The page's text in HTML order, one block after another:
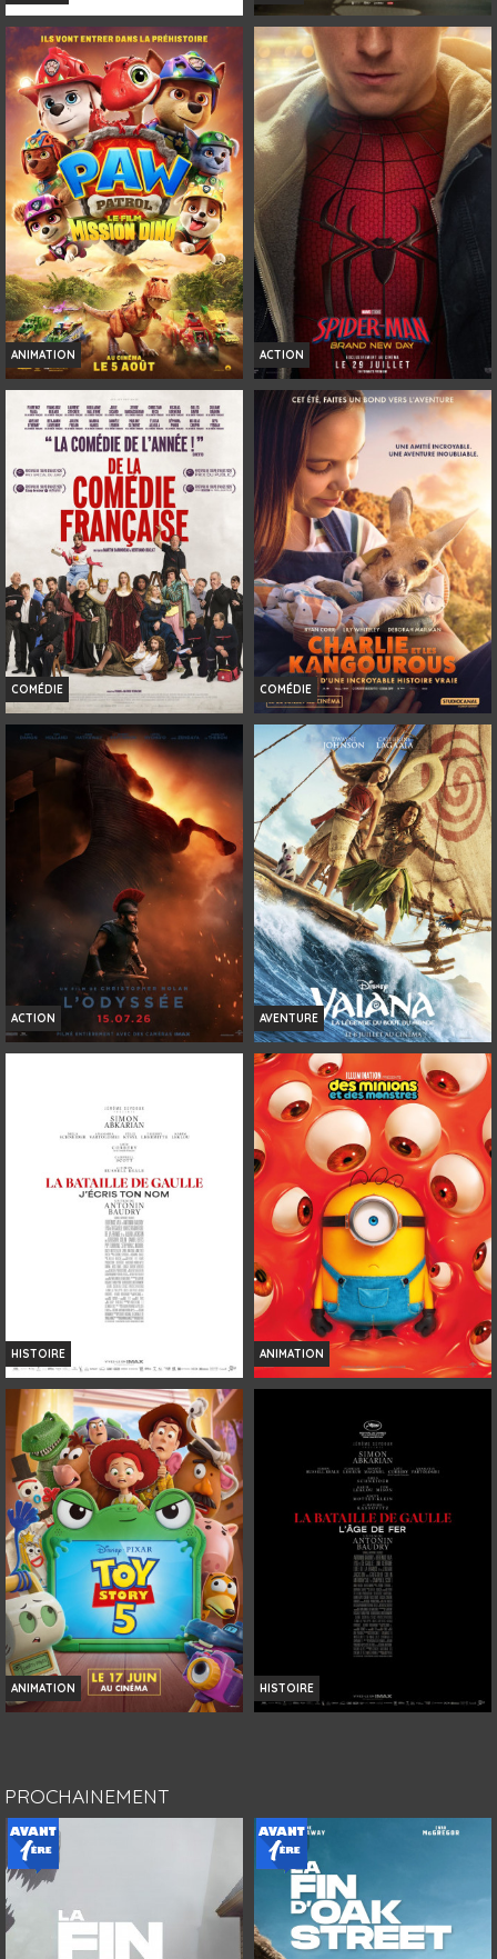
LES GENDARMES
Horaires et Infos
Bande-annonce
Réservation
TOUT PUBLIC
VF
GIRL
Horaires et Infos
Bande-annonce
Réservation
AVERT. TOUT PUBLIC
ANIMATION
LA PAT' PATROUILLE : LE FILM
MISSION DINO
Horaires et Infos
Bande-annonce
Réservation
TOUT PUBLIC
VF
ACTION
SPIDER-MAN: BRAND NEW DAY
Horaires et Infos
Bande-annonce
Réservation
TOUT PUBLIC
VOST
VF
3D
COMÉDIE
DE LA COMÉDIE-FRANÇAISE
Horaires et Infos
Bande-annonce
TOUT PUBLIC
VF
COMÉDIE
CHARLIE ET LES KANGOUROUS
Horaires et Infos
Bande-annonce
Réservation
TOUT PUBLIC
VF
ACTION
Horaires et Infos
Bande-annonce
Réservation
INT. -12ans
VOST
AVENTURE
VAIANA, LA LÉGENDE DU BOUT DU
MONDE
Horaires et Infos
Bande-annonce
Réservation
TOUT PUBLIC
VF
HISTOIRE
LA BATAILLE DE GAULLE - PARTIE 2 :
J'ÉCRIS TON NOM
Horaires et Infos
Bande-annonce
Réservation
TOUT PUBLIC
VF
ANIMATION
Horaires et Infos
Bande-annonce
Réservation
TOUT PUBLIC
ANIMATION
Bande-annonce
HISTOIRE
Réservation
AVERT. TOUT PUBLIC
PROCHAINEMENT